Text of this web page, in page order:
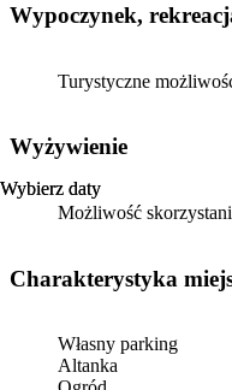
Wybierz daty
Wybierz daty
Wypoczynek,
Turystyczne
Wyżywienie
Możliwość
Charakterystyka
Własny parking
Altanka